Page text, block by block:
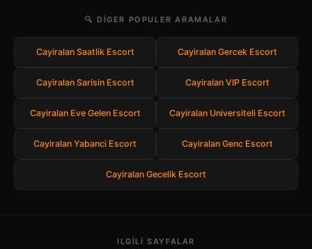
🔍 DIGER POPULER ARAMALAR
Cayiralan Saatlik Escort Cayiralan Gercek Escort
Cayiralan Sarisin Escort Cayiralan VIP Escort
Cayiralan Eve Gelen Escort Cayiralan Universiteli Escort
Cayiralan Yabanci Escort Cayiralan Genc Escort
Cayiralan Gecelik Escort
ILGILI SAYFALAR